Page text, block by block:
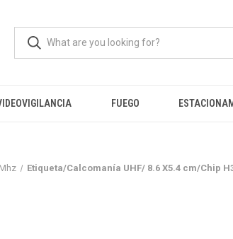
FUEGO
Etiqueta/Calcomanía UHF/ 8.6 X5.4 cm/Chip